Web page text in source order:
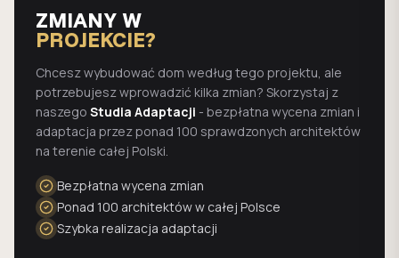
ZMIANY W
PROJEKCIE?
Chcesz wybudować dom według tego projektu, ale
potrzebujesz wprowadzić kilka zmian? Skorzystaj z
naszego Studia Adaptacji - bezpłatna wycena zmian i
adaptacja przez ponad 100 sprawdzonych architektów
na terenie całej Polski.
Bezpłatna wycena zmian
Ponad 100 architektów w całej Polsce
Szybka realizacja adaptacji